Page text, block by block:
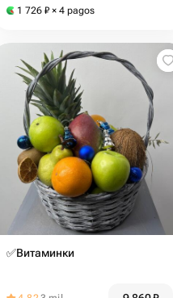
1 726 ₽ × 4 pagos
✅Витаминки